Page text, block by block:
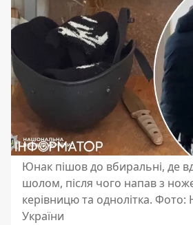
Юнак пішов до вбиральні, де
шолом, після чого напав з
керівницю та однолітка. Фото:
України